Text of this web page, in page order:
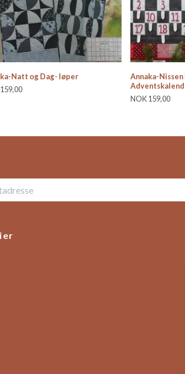
Natt og Dag- løper
Annaka-
NOK 159,00